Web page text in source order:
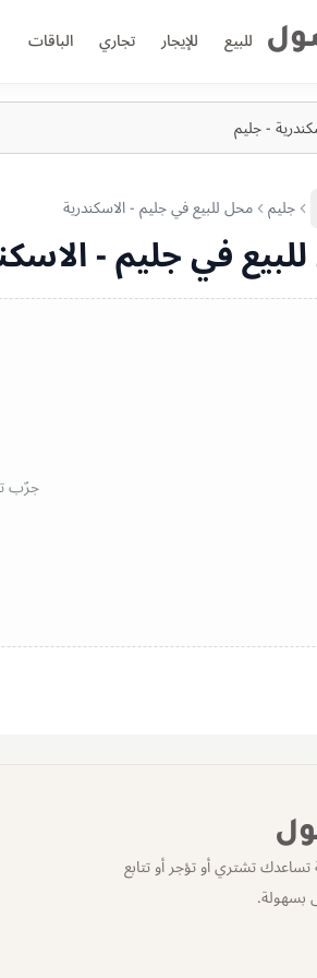
للبيع للإيجار تجاري الباقات
المزيد من المسارات
جليم محل للبيع في جليم - الاسكندرية
في جليم -
جرّب
تشتري أو تؤجر أو تتابع